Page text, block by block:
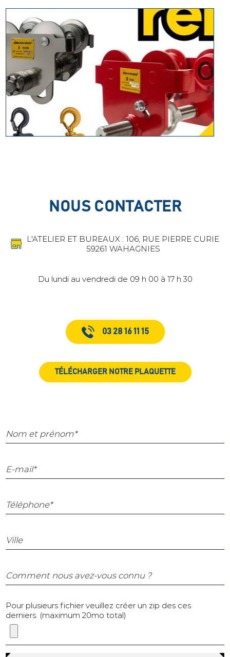
NOUS CONTACTER
L'ATELIER ET BUREAUX : 106, RUE PIERRE CURIE
59261 WAHAGNIES
Du lundi au vendredi de 09 h 00 à 17 h 30
03 28 16 11 15
TÉLÉCHARGER NOTRE PLAQUETTE
Nom et prénom*
E-mail*
Téléphone*
Ville
Comment nous avez-vous connu ?
Pour plusieurs fichier veuillez créer un zip des ces
derniers. (maximum 20mo total)